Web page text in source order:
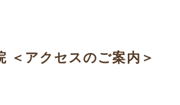
＜アクセスのご案内＞